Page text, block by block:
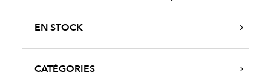
EN STOCK
CATÉGORIES